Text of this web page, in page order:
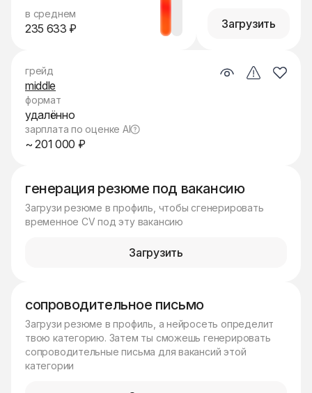
в среднем
235 633 ₽ Загрузить
генерация резюме под вакансию
Загрузи резюме в профиль, чтобы сгенерировать
временное CV под эту вакансию
Загрузить
сопроводительное письмо
Загрузи резюме в профиль, а нейросеть определит
твою категорию. Затем ты сможешь генерировать
сопроводительные письма для вакансий этой
категории
грейд
middle
формат
удалённо
зарплата по оценке AI
~ 201 000 ₽